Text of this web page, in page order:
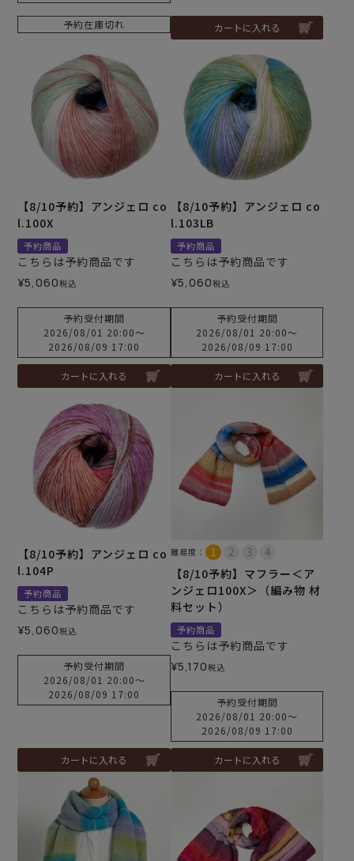
予約在庫切れ カートに入れる
【8/10予約】アンジェロ co
l.100X
予約商品
こちらは予約商品です
¥5,060税込
予約受付期間
2026/08/01 20:00〜
2026/08/09 17:00
カートに入れる
【8/10予約】アンジェロ co
l.103LB
予約商品
こちらは予約商品です
¥5,060税込
予約受付期間
2026/08/01 20:00〜
2026/08/09 17:00
カートに入れる
【8/10予約】アンジェロ co
l.104P
予約商品
こちらは予約商品です
¥5,060税込
予約受付期間
2026/08/01 20:00〜
2026/08/09 17:00
カートに入れる
難易度：
【8/10予約】マフラー＜ア
ンジェロ100X＞（編み物 材
料セット）
予約商品
こちらは予約商品です
¥5,170税込
予約受付期間
2026/08/01 20:00〜
2026/08/09 17:00
カートに入れる